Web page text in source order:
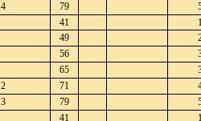
4 79
41
49
56
65
2 71
3 79
41